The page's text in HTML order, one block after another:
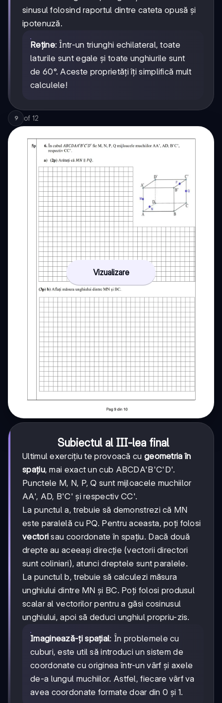
sinusul folosind raportul dintre cateta opusă și
ipotenuză.
Reține: Într-un triunghi echilateral, toate
laturile sunt egale și toate unghiurile sunt
de 60°. Aceste proprietăți îți simplifică mult
calculele!
9 of 12
Vizualizare
Subiectul al III-lea final
Ultimul exercițiu te provoacă cu geometria în
spațiu, mai exact un cub ABCDA'B'C'D'.
Punctele M, N, P, Q sunt mijloacele muchiilor
AA', AD, B'C' și respectiv CC'.
La punctul a, trebuie să demonstrezi că MN
este paralelă cu PQ. Pentru aceasta, poți folosi
vectori sau coordonate în spațiu. Dacă două
drepte au aceeași direcție (vectorii directori
sunt coliniari), atunci dreptele sunt paralele.
La punctul b, trebuie să calculezi măsura
unghiului dintre MN și BC. Poți folosi produsul
scalar al vectorilor pentru a găsi cosinusul
unghiului, apoi să deduci unghiul propriu-zis.
Imaginează-ți spațial: În problemele cu
cuburi, este util să introduci un sistem de
coordonate cu originea într-un vârf și axele
de-a lungul muchiilor. Astfel, fiecare vârf va
avea coordonate formate doar din 0 și 1.